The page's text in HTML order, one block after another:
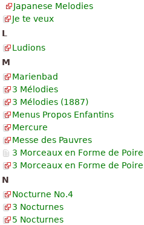
Japanese Melodies
Je te veux
L
Ludions
M
Marienbad
3 Mélodies
3 Mélodies (1887)
Menus Propos Enfantins
Mercure
Messe des Pauvres
3 Morceaux en Forme de Poire
3 Morceaux en Forme de Poire
N
Nocturne No.4
3 Nocturnes
5 Nocturnes